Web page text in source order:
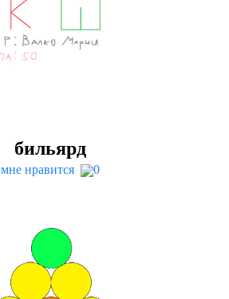
бильярд
мне нравится 0